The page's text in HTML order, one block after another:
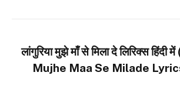
लांगुरिया मुझे माँ से मिला दे लिरिक्स
Mujhe Maa Se Milade